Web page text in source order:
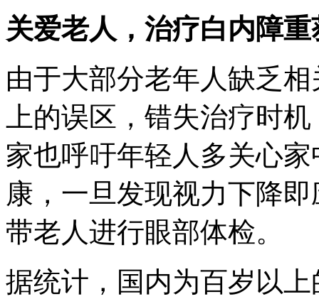
关爱老人，治疗白内障
由于大部分老年人缺乏
上的误区，错失治疗时
家也呼吁年轻人多关心
康，一旦发现视力下降
带老人进行眼部体检。
据统计，国内为百岁以